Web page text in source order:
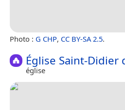
Photo : G CHP, CC BY-SA 2.5.
Église Saint-Didier
église